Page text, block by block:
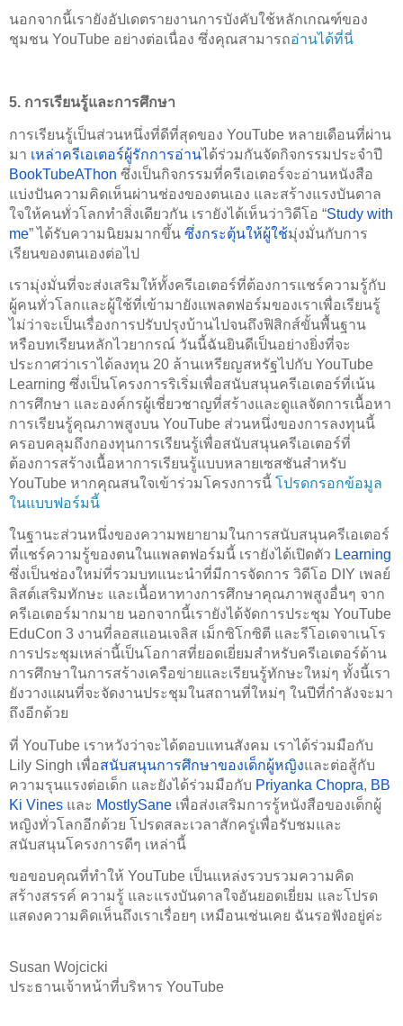
นอกจากนี้เรายังอัปเดตรายงานการบังคับใช้หลักเกณฑ์ของ
ชุมชน YouTube อย่างต่อเนื่อง ซึ่งคุณสามารถอ่านได้ที่นี่
5. การเรียนรู้และการศึกษา
การเรียนรู้เป็นส่วนหนึ่งที่ดีที่สุดของ YouTube หลายเดือนที่ผ่าน
มา เหล่าครีเอเตอร์ผู้รักการอ่าน
BookTubeAThon ซึ่งเป็นกิจกรรมที่ครีเอเตอร์จะอ่านหนังสือ
แบ่งปันความคิดเห็นผ่านช่องของตนเอง และสร้างแรงบันดาล
ใจให้คนทั่วโลกทำสิ่งเดียวกัน เรายังได้เห็นว่าวิดีโอ “Study with
me” ได้รับความนิยมมากขึ้น ซึ่งกระตุ้นให้ผู้ใช้มุ่งมั่นกับการ
เรียนของตนเองต่อไป
เรามุ่งมั่นที่จะส่งเสริมให้ทั้งครีเอเตอร์ที่ต้องการแชร์ความรู้กับ
ผู้คนทั่วโลกและผู้ใช้ที่เข้ามายังแพลตฟอร์มของเราเพื่อเรียนรู้
ไม่ว่าจะเป็นเรื่องการปรับปรุงบ้านไปจนถึงฟิสิกส์ขั้นพื้นฐาน
หรือบทเรียนหลักไวยากรณ์ วันนี้ฉันยินดีเป็นอย่างยิ่งที่จะ
ประกาศว่าเราได้ลงทุน 20 ล้านเหรียญสหรัฐไปกับ YouTube
Learning ซึ่งเป็นโครงการริเริ่มเพื่อสนับสนุนครีเอเตอร์ที่เน้น
การศึกษา และองค์กรผู้เชี่ยวชาญที่สร้างและดูแลจัดการเนื้อหา
การเรียนรู้คุณภาพสูงบน YouTube ส่วนหนึ่งของการลงทุนนี้
ครอบคลุมถึงกองทุนการเรียนรู้เพื่อสนับสนุนครีเอเตอร์ที่
ต้องการสร้างเนื้อหาการเรียนรู้แบบหลายเซสชันสำหรับ
YouTube หากคุณสนใจเข้าร่วมโครงการนี้ โปรดกรอกข้อมูล
ในแบบฟอร์มนี้
ในฐานะส่วนหนึ่งของความพยายามในการสนับสนุนครีเอเตอร์
ที่แชร์ความรู้ของตนในแพลตฟอร์มนี้ เรายังได้เปิดตัว Learning
ซึ่งเป็นช่องใหม่ที่รวมบทแนะนำที่มีการจัดการ วิดีโอ DIY เพลย์
ลิสต์เสริมทักษะ และเนื้อหาทางการศึกษาคุณภาพสูงอื่นๆ จาก
ครีเอเตอร์มากมาย นอกจากนี้เรายังได้จัดการประชุม YouTube
EduCon 3 งานที่ลอสแอนเจลิส เม็กซิโกซิตี และรีโอเดจาเนโร
การประชุมเหล่านี้เป็นโอกาสที่ยอดเยี่ยมสำหรับครีเอเตอร์ด้าน
การศึกษาในการสร้างเครือข่ายและเรียนรู้ทักษะใหม่ๆ ทั้งนี้เรา
ยังวางแผนที่จะจัดงานประชุมในสถานที่ใหม่ๆ ในปีที่กำลังจะมา
ถึงอีกด้วย
ที่ YouTube เราหวังว่าจะได้ตอบแทนสังคม เราได้ร่วมมือกับ
Lily Singh เพื่อสนับสนุนการศึกษาของเด็กผู้หญิงและต่อสู้กับ
ความรุนแรงต่อเด็ก และยังได้ร่วมมือกับ Priyanka Chopra, BB
Ki Vines และ MostlySane เพื่อส่งเสริมการรู้หนังสือของเด็กผู้
หญิงทั่วโลกอีกด้วย โปรดสละเวลาสักครู่เพื่อรับชมและ
สนับสนุนโครงการดีๆ เหล่านี้
ขอขอบคุณที่ทำให้ YouTube เป็นแหล่งรวบรวมความคิด
สร้างสรรค์ ความรู้ และแรงบันดาลใจอันยอดเยี่ยม และโปรด
แสดงความคิดเห็นถึงเราเรื่อยๆ เหมือนเช่นเคย ฉันรอฟังอยู่ค่ะ
Susan Wojcicki
ประธานเจ้าหน้าที่บริหาร YouTube